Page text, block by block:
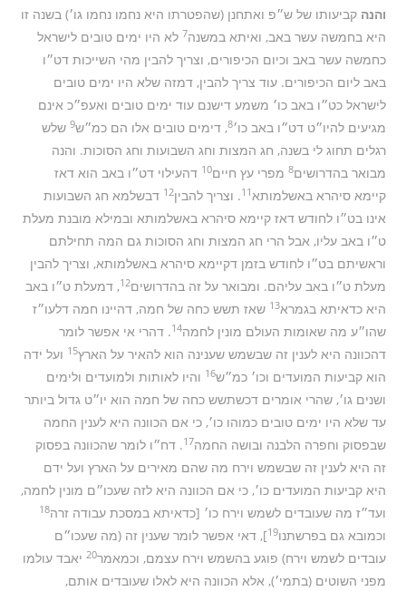
והנהקביעותו של ש״פ ואתחנן (שהפטרתו היא נחמו נחמו גו׳) בשנה זו
היא בחמשה עשר באב, ואיתא במשנה7 לא היו ימים טובים לישראל
כחמשה עשר באב וכיום הכיפורים, וצריך להבין מהי השייכות דט״ו
באב ליום הכיפורים. עוד צריך להבין, דמזה שלא היו ימים טובים
לישראל כט״ו באב כו׳ משמע דישנם עוד ימים טובים ואעפ״כ אינם
מגיעים להיו״ט דט״ו באב כו׳8, דימים טובים אלו הם כמ״ש9 שלש
רגלים תחוג לי בשנה, חג המצות וחג השבועות וחג הסוכות. והנה
מבואר בהדרושים8 מפרי עץ חיים10 דהעילוי דט״ו באב הוא דאז
קיימא סיהרא באשלמותא11. וצריך להבין12 דבשלמא חג השבועות
אינו בט״ו לחודש דאז קיימא סיהרא באשלמותא ובמילא מובנת מעלת
ט״ו באב עליו, אבל הרי חג המצות וחג הסוכות גם המה תחילתם
וראשיתם בט״ו לחודש בזמן דקיימא סיהרא באשלמותא, וצריך להבין
מעלת ט״ו באב עליהם. ומבואר על זה בהדרושים12, דמעלת ט״ו באב
היא כדאיתא בגמרא13 שאז תשש כחה של חמה, דהיינו חמה דלעו״ז
שהו״ע מה שאומות העולם מונין לחמה14. דהרי אי אפשר לומר
דהכוונה היא לענין זה שבשמש שענינה הוא להאיר על הארץ15 ועל ידה
הוא קביעות המועדים וכו׳ כמ״ש16 והיו לאותות ולמועדים ולימים
ושנים גו׳, שהרי אומרים דכשתשש כחה של חמה הוא יו״ט גדול ביותר
עד שלא היו ימים טובים כמוהו כו׳, כי אם הכוונה היא לענין החמה
שבפסוק וחפרה הלבנה ובושה החמה17. דח״ו לומר שהכוונה בפסוק
זה היא לענין זה שבשמש וירח מה שהם מאירים על הארץ ועל ידם
היא קביעות המועדים כו׳, כי אם הכוונה היא לזה שעכו״ם מונין לחמה,
ועד״ז מה שעובדים לשמש וירח כו׳ [כדאיתא במסכת עבודה זרה18
וכמובא גם בפרשתנו19], דאי אפשר לומר שענין זה (מה שעכו״ם
עובדים לשמש וירח) פוגע בהשמש וירח עצמם, וכמאמר20 יאבד עולמו
מפני השוטים (בתמי׳), אלא הכוונה היא לאלו שעובדים אותם,